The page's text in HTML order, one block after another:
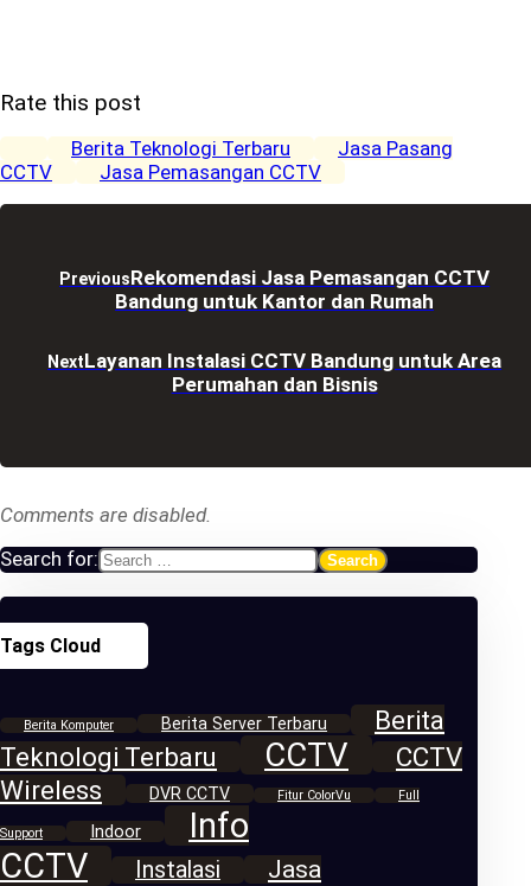
Rate this post
Berita Teknologi Terbaru
Jasa Pasang
CCTV
Jasa Pemasangan CCTV
PreviousRekomendasi Jasa Pemasangan CCTV
Bandung untuk Kantor dan Rumah
NextLayanan Instalasi CCTV Bandung untuk Area
Perumahan dan Bisnis
Comments are disabled.
Search for:
Tags Cloud
Berita Komputer Berita Server Terbaru
Berita
Teknologi Terbaru
CCTV
CCTV
Wireless
DVR CCTV Fitur ColorVu Full
Support Indoor
Info
CCTV
Instalasi
Jasa